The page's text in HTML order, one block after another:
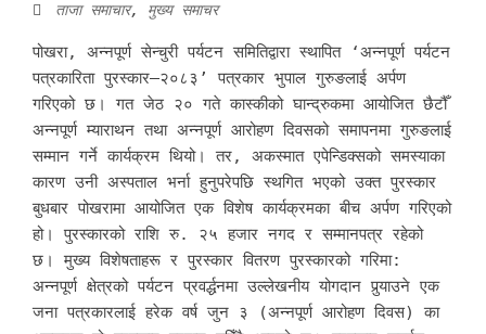
ताजा समाचार, मुख्य समाचर
पोखरा, अन्नपूर्ण सेन्चुरी पर्यटन समितिद्वारा स्थापित ‘अन्नपूर्ण पर्यटन
पत्रकारिता पुरस्कार–२०८३’ पत्रकार भुपाल गुरुङलाई अर्पण
गरिएको छ। गत जेठ २० गते कास्कीको घान्द्रुकमा आयोजित छैटौँ
अन्नपूर्ण म्याराथन तथा अन्नपूर्ण आरोहण दिवसको समापनमा गुरुङलाई
सम्मान गर्ने कार्यक्रम थियो। तर, अकस्मात एपेन्डिक्सको समस्याका
कारण उनी अस्पताल भर्ना हुनुपरेपछि स्थगित भएको उक्त पुरस्कार
बुधबार पोखरामा आयोजित एक विशेष कार्यक्रमका बीच अर्पण गरिएको
हो। पुरस्कारको राशि रु. २५ हजार नगद र सम्मानपत्र रहेको
छ। मुख्य विशेषताहरू र पुरस्कार वितरण पुरस्कारको गरिमा:
अन्नपूर्ण क्षेत्रको पर्यटन प्रवर्द्धनमा उल्लेखनीय योगदान पुर्‍याउने एक
जना पत्रकारलाई हरेक वर्ष जुन ३ (अन्नपूर्ण आरोहण दिवस) का